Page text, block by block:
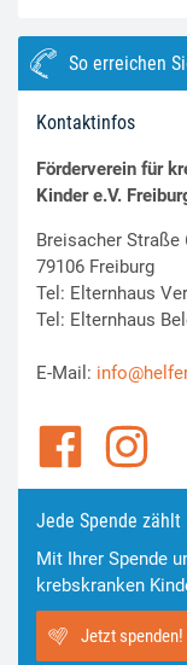
So erreichen
Kontaktinfos
Förderverein für
Kinder e.V.
Breisacher Straße
79106 Freiburg
Tel: Elternhaus
Tel: Elternhaus
E-Mail:
Jede Spende zählt
Mit Ihrer Spende
krebskranken
Jetzt spenden!